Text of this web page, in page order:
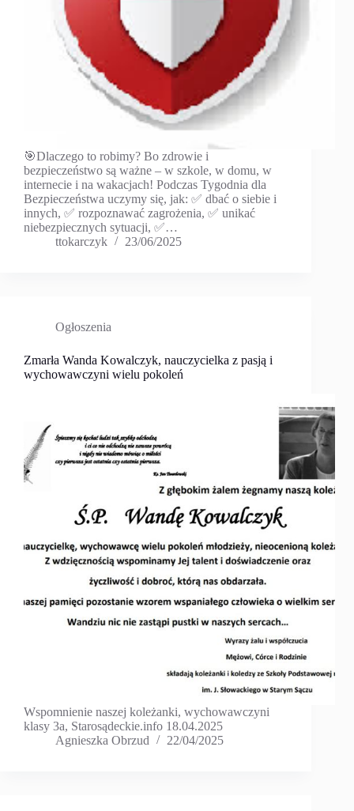
🎯Dlaczego to robimy? Bo zdrowie i
bezpieczeństwo są ważne – w szkole, w domu, w
internecie i na wakacjach! Podczas Tygodnia dla
Bezpieczeństwa uczymy się, jak: ✅ dbać o siebie i
innych, ✅ rozpoznawać zagrożenia, ✅ unikać
niebezpiecznych sytuacji, ✅…
ttokarczyk
23/06/2025
Ogłoszenia
Zmarła Wanda Kowalczyk, nauczycielka z pasją i
wychowawczyni wielu pokoleń
Wspomnienie naszej koleżanki, wychowawczyni
klasy 3a, Starosądeckie.info 18.04.2025
Agnieszka Obrzud
22/04/2025